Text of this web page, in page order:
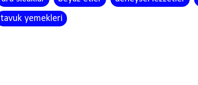
tavuk yemekleri